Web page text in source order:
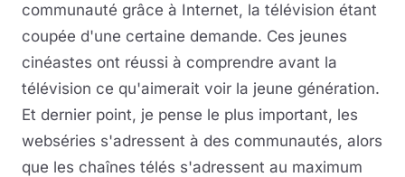
communauté grâce à Internet, la télévision étant
coupée d'une certaine demande. Ces jeunes
cinéastes ont réussi à comprendre avant la
télévision ce qu'aimerait voir la jeune génération.
Et dernier point, je pense le plus important, les
webséries s'adressent à des communautés, alors
que les chaînes télés s'adressent au maximum